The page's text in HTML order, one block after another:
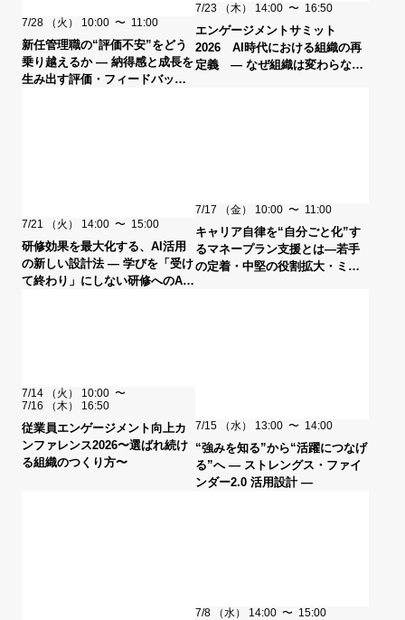
7/28 （火） 10:00 〜 11:00
新任管理職の“評価不安”をどう
乗り越えるか ― 納得感と成長を
生み出す評価・フィードバッ
7/23 （木） 14:00 〜 16:50
エンゲージメントサミット
2026 AI時代における組織の再
定義 ― なぜ組織は変わらない
7/21 （火） 14:00 〜 15:00
研修効果を最大化する、AI活用
の新しい設計法 ― 学びを「受け
て終わり」にしない研修へのAI
7/17 （金） 10:00 〜 11:00
キャリア自律を“自分ごと化”す
るマネープラン支援とは―若手
の定着・中堅の役割拡大・ミド
7/14 （火） 10:00 〜
7/16
（木） 16:50
従業員エンゲージメント向上カ
ンファレンス2026〜選ばれ続け
る組織のつくり方〜
7/15 （水） 13:00 〜 14:00
“強みを知る”から“活躍につなげ
る”へ ― ストレングス・ファイ
ンダー2.0 活用設計 ―
7/8 （水） 14:00 〜 15:00